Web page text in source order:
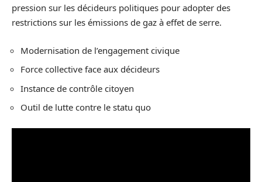
pression sur les décideurs politiques pour adopter des
restrictions sur les émissions de gaz à effet de serre.
Modernisation de l’engagement civique
Force collective face aux décideurs
Instance de contrôle citoyen
Outil de lutte contre le statu quo